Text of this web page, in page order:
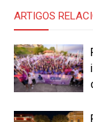
ARTIGOS